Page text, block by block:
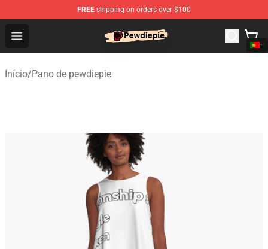
FREE shipping on orders over $100
Open menu
PewDiePie Store - Official PewDiePie Merchandise Shop
Início/Pano de pewdiepie